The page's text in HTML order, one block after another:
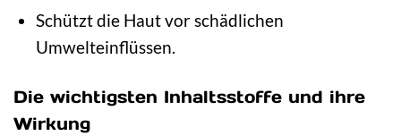
Schützt die Haut vor schädlichen
Umwelteinflüssen.
Die wichtigsten Inhaltsstoffe und ihre
Wirkung